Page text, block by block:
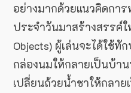
อย่างมากด้วยแนวคิดกา
ประจำวันมาสร้างสรรค์ใ
Objects) ผู้เล่นจะได้ใช้ทั
กล่องนมให้กลายเป็นบ้า
เปลี่ยนถ้วยน้ำชาให้กลา